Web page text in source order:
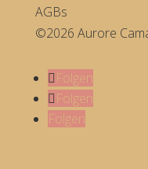
AGBs
©2026 Aurore
Folgen
Folgen
Folgen